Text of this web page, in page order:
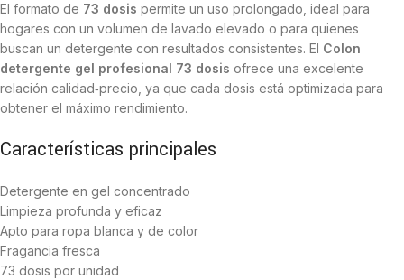
El formato de 73 dosis permite un uso prolongado, ideal para
hogares con un volumen de lavado elevado o para quienes
buscan un detergente con resultados consistentes. El Colon
detergente gel profesional 73 dosis ofrece una excelente
relación calidad‑precio, ya que cada dosis está optimizada para
obtener el máximo rendimiento.
Características principales
Detergente en gel concentrado
Limpieza profunda y eficaz
Apto para ropa blanca y de color
Fragancia fresca
73 dosis por unidad